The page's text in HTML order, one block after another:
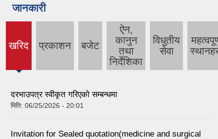
जानकारी
खरिद
(active
प्रकाशन बजेट
ऐन,
कानुन
तथा
निर्देशिका
विधुतीय
सेवा
दरभाउपत्र स्वीकृत गरिएको सम्बन्धमा
मिति: 06/25/2026 - 20:01
Invitation for Sealed quotation(medicine and surgical